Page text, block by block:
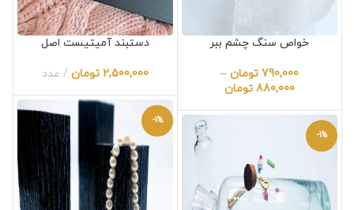
خواص سنگ چشم ببر
790,000 تومان –
880,000 تومان
دستبند آمیتیست اصل
2,500,000 تومان عدد
-1%
-1%